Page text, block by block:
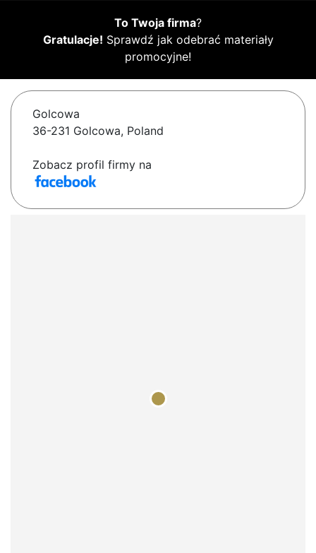
To Twoja firma?
Gratulacje! Sprawdź jak odebrać materiały
promocyjne!
Golcowa
36-231 Golcowa, Poland
Zobacz profil firmy na